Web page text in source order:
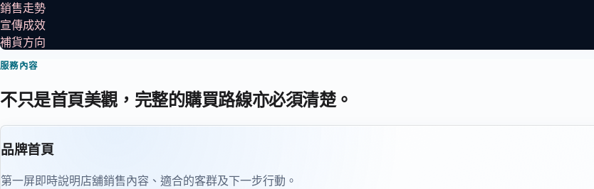
銷售走勢
宣傳成效
補貨方向
服務內容
不只是首頁美觀，完整的購買路線亦必須清楚。
品牌首頁
第一屏即時說明店舖銷售內容、適合的客群及下一步行動。